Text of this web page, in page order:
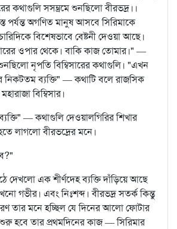
কথাগুলি সসম্ভ্রমে শুনছিলো বীরভদ্র।।
পর্যন্ত অগণিত মানুষ আসবে সিরিমাকে
বিশেষভাবে বেষ্টনী দেওয়া আছে।
ওপার থেকে। বাকি কাজ তোমার।" —
শুনছিলো নৃপতি বিম্বিসারের কথাগুলি। "এখন
নিকটতম ব্যক্তি" — কথাটি বলে রাজসিক
বিম্বিসার।
— কথাগুলি দেওয়ালগিরির শিখার
লাগলো বীরভদ্রের মনে।
দেখলো এক শীর্ণদেহ ব্যক্তি দাঁড়িয়ে আছে
গভীর। এবং নিঃশব্দ। বীরভদ্র সতর্ক কিন্তু
তার মনে হচ্ছিল যে দিনের আলো ফোটার
হবে তার প্রথমদিনের কাজ — সিরিমার